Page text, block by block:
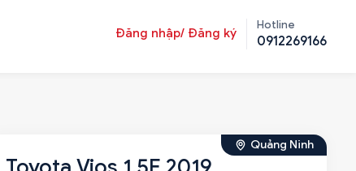
Đăng nhập/ Đăng ký
Hotline
0912269166
Quảng Ninh